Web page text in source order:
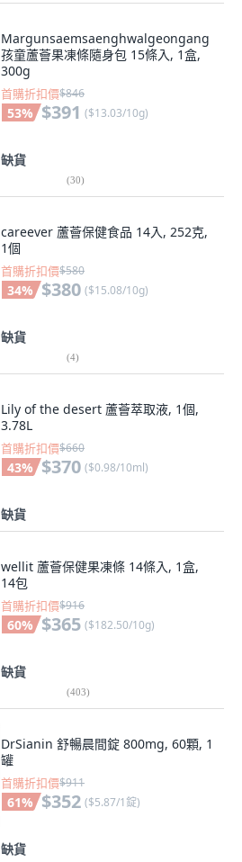
Margunsaemsaenghwalgeongang
孩童蘆薈果凍條隨身包 15條入, 1盒,
300g
首購折扣價$846
53% $391 ($13.03/10g)
缺貨
(30)
careever 蘆薈保健食品 14入, 252克,
1個
首購折扣價$580
34% $380 ($15.08/10g)
缺貨
(4)
Lily of the desert 蘆薈萃取液, 1個,
3.78L
首購折扣價$660
43% $370 ($0.98/10ml)
缺貨
wellit 蘆薈保健果凍條 14條入, 1盒,
14包
首購折扣價$916
60% $365 ($182.50/10g)
缺貨
(403)
DrSianin 舒暢晨間錠 800mg, 60顆, 1
罐
首購折扣價$911
61% $352 ($5.87/1錠)
缺貨